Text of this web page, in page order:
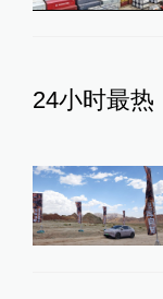
24小时最热